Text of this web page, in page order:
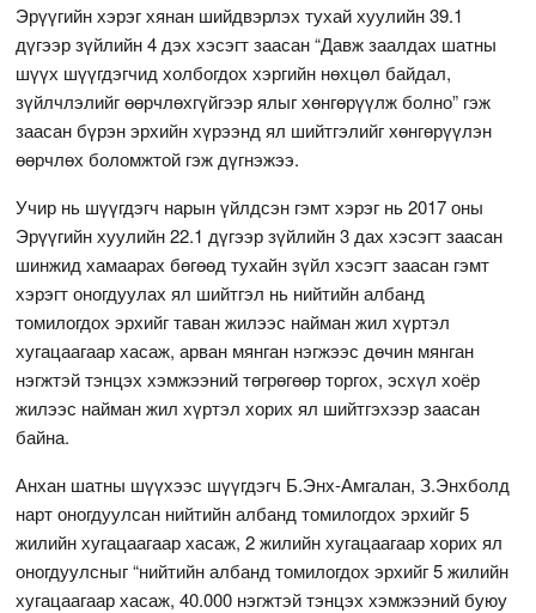
Эрүүгийн хэрэг хянан шийдвэрлэх тухай хуулийн 39.1
дүгээр зүйлийн 4 дэх хэсэгт заасан “Давж заалдах шатны
шүүх шүүгдэгчид холбогдох хэргийн нөхцөл байдал,
зүйлчлэлийг өөрчлөхгүйгээр ялыг хөнгөрүүлж болно” гэж
заасан бүрэн эрхийн хүрээнд ял шийтгэлийг хөнгөрүүлэн
өөрчлөх боломжтой гэж дүгнэжээ.
Учир нь шүүгдэгч нарын үйлдсэн гэмт хэрэг нь 2017 оны
Эрүүгийн хуулийн 22.1 дүгээр зүйлийн 3 дах хэсэгт заасан
шинжид хамаарах бөгөөд тухайн зүйл хэсэгт заасан гэмт
хэрэгт оногдуулах ял шийтгэл нь нийтийн албанд
томилогдох эрхийг таван жилээс найман жил хүртэл
хугацаагаар хасаж, арван мянган нэгжээс дөчин мянган
нэгжтэй тэнцэх хэмжээний төгрөгөөр торгох, эсхүл хоёр
жилээс найман жил хүртэл хорих ял шийтгэхээр заасан
байна.
Анхан шатны шүүхээс шүүгдэгч Б.Энх-Амгалан, З.Энхболд
нарт оногдуулсан нийтийн албанд томилогдох эрхийг 5
жилийн хугацаагаар хасаж, 2 жилийн хугацаагаар хорих ял
оногдуулсныг “нийтийн албанд томилогдох эрхийг 5 жилийн
хугацаагаар хасаж, 40.000 нэгжтэй тэнцэх хэмжээний буюу